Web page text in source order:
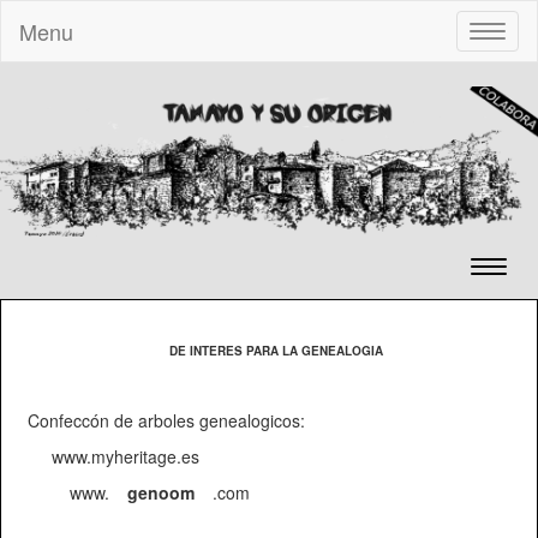
Toggle
Menu
Toggle
DE INTERES PARA LA GENEALOGIA
Confeccón de arboles genealogicos:
www.myheritage.es
www.
genoom .com